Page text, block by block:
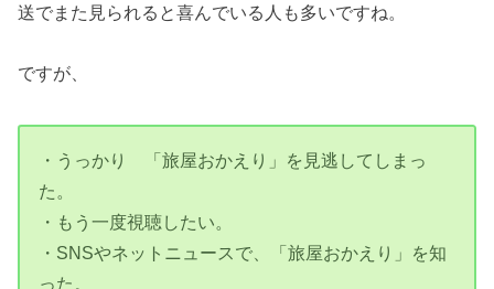
送でまた見られると喜んでいる人も多いですね。
ですが、
・うっかり 「旅屋おかえり」を見逃してしまっ
た。
・もう一度視聴したい。
・SNSやネットニュースで、「旅屋おかえり」を知
った。